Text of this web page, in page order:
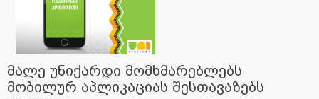
მალე უნიქარდი მომხმარებლებს
მობილურ აპლიკაციას შესთავაზებს